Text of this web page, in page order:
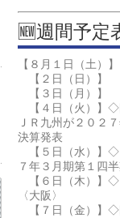
🆕週間予定
【８月１日（土）】
【２日（日）】
【３日（月）】
【４日（火）】
ＪＲ九州が２０２
決算発表
【５日（水）】◇
７年３月期第１四
【６日（木）】◇
〈大阪〉
【７日（金）】◇